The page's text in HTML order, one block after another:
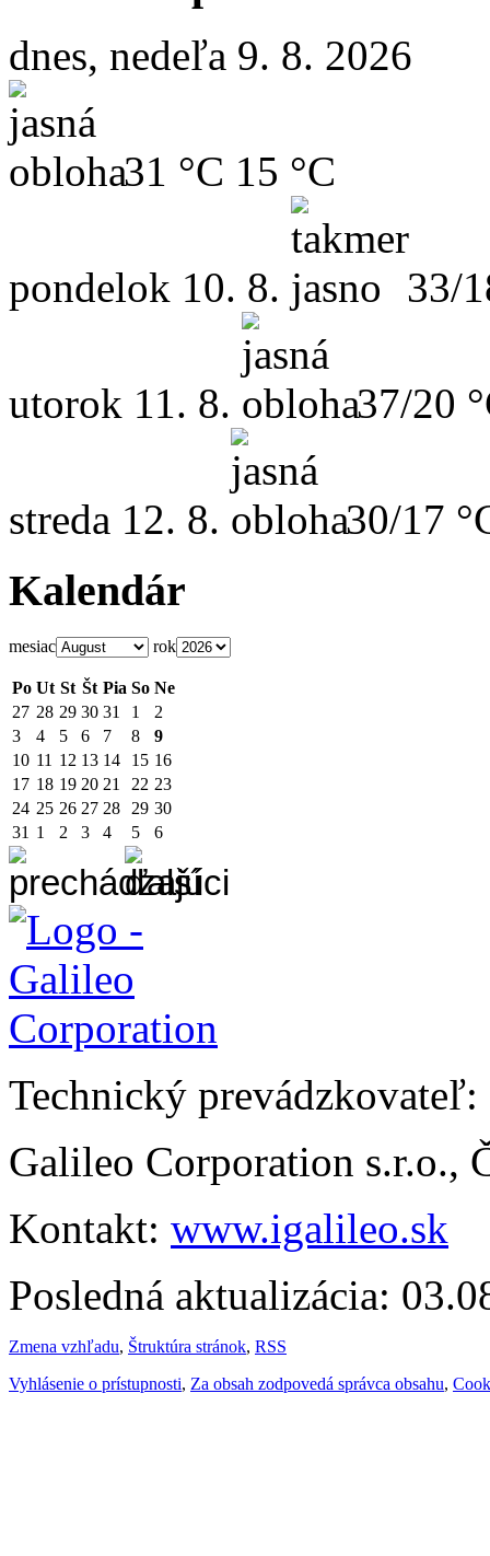
dnes, nedeľa 9. 8. 2026
31 °C 15 °C
pondelok 10. 8. 33/
utorok 11. 8. 37/20
streda 12. 8. 30/17
Kalendár
mesiac rok
Po Ut St Št Pia So Ne
27 28 29 30 31 1
2
3
4 5 6 7 8
9
10 11 12 13 14 15 16
17 18 19 20 21 22 23
24 25 26 27 28 29 30
31 1 2 3 4 5 6
Technický prevádzkovateľ:
Galileo Corporation s.r.o.,
Kontakt: www.igalileo.sk
Posledná aktualizácia:
Zmena vzhľadu, Štruktúra stránok, RSS
Vyhlásenie o prístupnosti, Za obsah zodpovedá správca obsahu,